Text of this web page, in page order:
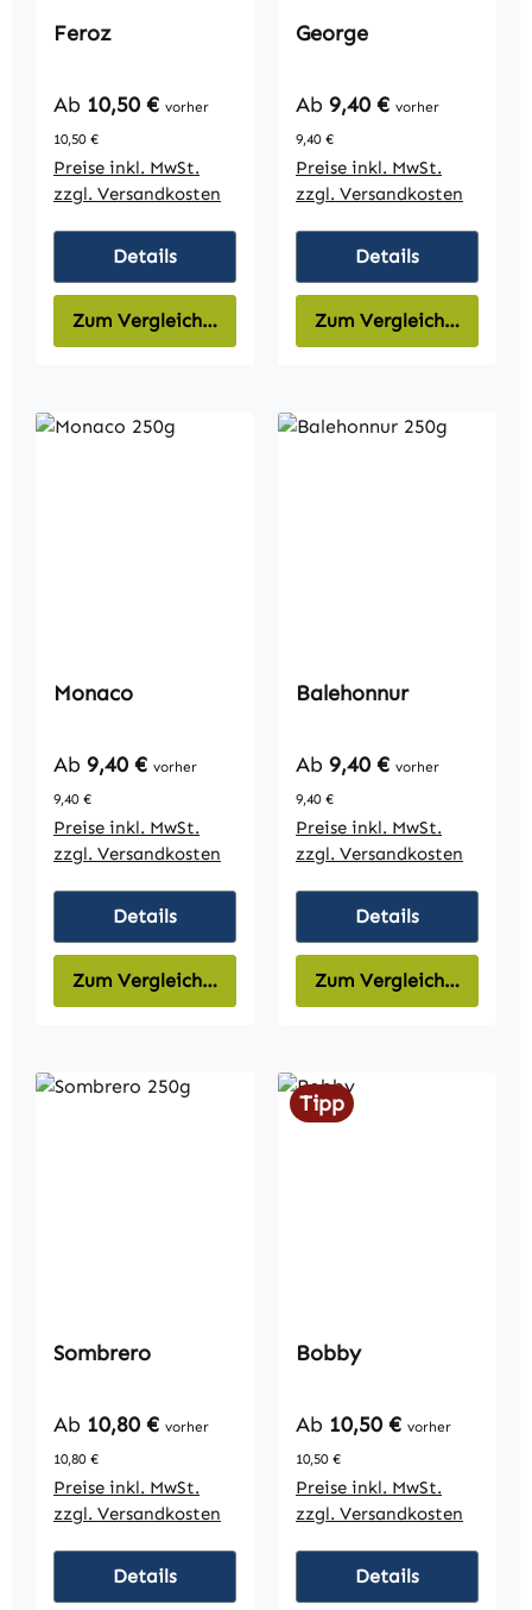
Feroz
Regulärer Preis:
Ab 10,50 € vorher
10,50 €
Preise inkl. MwSt.
zzgl. Versandkosten
Details
Zum Vergleich hinzufügen
George
Regulärer Preis:
Ab 9,40 € vorher
9,40 €
Preise inkl. MwSt.
zzgl. Versandkosten
Details
Zum Vergleich
Monaco
Regulärer Preis:
Ab 9,40 € vorher
9,40 €
Preise inkl. MwSt.
zzgl. Versandkosten
Details
Zum Vergleich hinzufügen
Balehonnur
Regulärer Preis:
Ab 9,40 € vorher
9,40 €
Preise inkl. MwSt.
zzgl. Versandkosten
Details
Zum Vergleich
Sombrero
Regulärer Preis:
Ab 10,80 € vorher
10,80 €
Preise inkl. MwSt.
zzgl. Versandkosten
Details
Tipp
Bobby
Regulärer Preis:
Ab 10,50 € vorher
10,50 €
Preise inkl. MwSt.
zzgl. Versandkosten
Details